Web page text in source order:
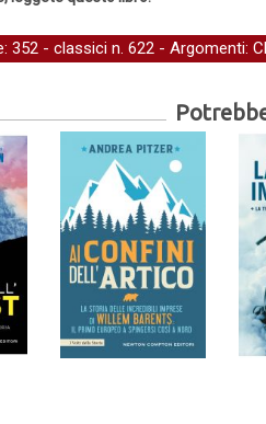
352 - classici n. 622 - Argomenti: